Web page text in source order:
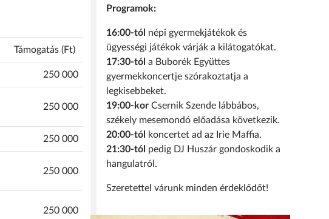
Támogatás (Ft)
250 000
250 000
250 000
250 000
250 000
Programok:
16:00-tól népi gyermekjátékok és
ügyességi játékok várják a kilátogatókat.
17:30-tól a Buborék Együttes
gyermekkoncertje szórakoztatja a
legkisebbeket.
19:00-kor Csernik Szende lábbábos,
székely mesemondó előadása következik.
20:00-tól
koncertet ad az Irie Maffia.
21:30-tól pedig DJ Huszár gondoskodik a
hangulatról.
Szeretettel várunk minden érdeklődőt!